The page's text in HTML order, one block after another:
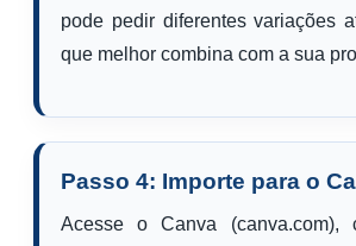
pode pedir diferentes variações
que melhor combina com a sua
Passo 4: Importe para o
Acesse o Canva (canva.com),